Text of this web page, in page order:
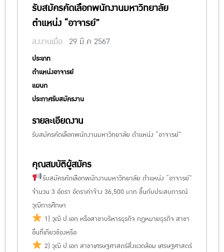
รับสมัครคัดเลือกพนักงานมหาวิทยาลัย
ตำแหน่ง “อาจารย์”
ลงงานเมื่อ 29 มี.ค 2567
ประเภท
ตำแหน่งอาจารย์
แผนก
ประกาศรับสมัครงาน
รายละเอียดงาน
รับสมัครคัดเลือกพนักงานมหาวิทยาลัย ตำแหน่ง “อาจารย์”
คุณสมบัติผู้สมัคร
รับสมัครคัดเลือกพนักงานมหาวิทยาลัย ตำแหน่ง “อาจารย์”
จำนวน 3 อัตรา อัตราค่าจ้าง 36,500 บาท ขึ้นกับประสบการณ์
วุฒิการศึกษา
1) วุฒิ ป.เอก หรือสาขาบริหารธุรกิจ กฏหมายธุรกิจ สาขา
อื่นที่เกียวข้องหรือ
2) วุฒิ ป.เอก สาขาเศรษฐศาสตร์สิ่งแวดล้อม เศรษฐศาสตร์